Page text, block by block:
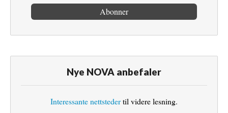
Nye NOVA anbefaler
Interessante nettstedertil videre lesning.